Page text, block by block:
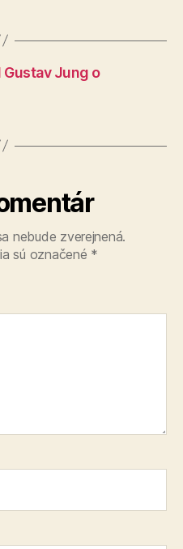
Gustav Jung o
nebude zverejnená.
sú označené *